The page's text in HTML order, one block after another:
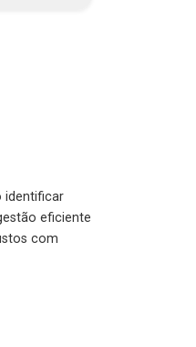
identificar
eficiente
com